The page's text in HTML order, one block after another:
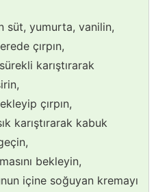
süt, yumurta, vanilin,
çırpın,
karıştırarak
çırpın,
karıştırarak kabuk
bekleyin,
içine soğuyan kremayı